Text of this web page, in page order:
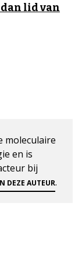
lid van
moleculaire
en is
bij
DEZE AUTEUR.